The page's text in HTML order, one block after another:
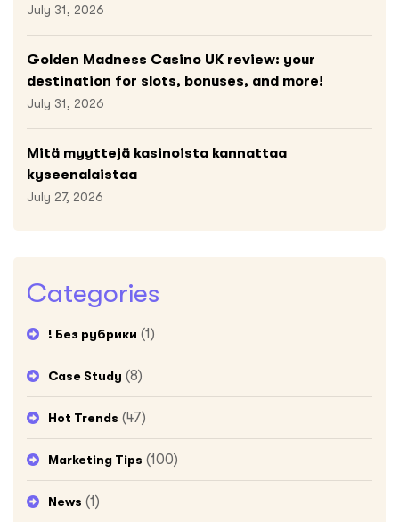
July 31, 2026
Golden Madness Casino UK review: your
destination for slots, bonuses, and more!
July 31, 2026
Mitä myyttejä kasinoista kannattaa
kyseenalaistaa
July 27, 2026
Categories
! Без рубрики (1)
Case Study (8)
Hot Trends (47)
Marketing Tips (100)
News (1)